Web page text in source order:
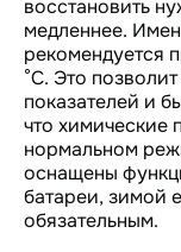
восстановить
медленнее.
рекомендуется
°C. Это
показателей и
что химические
нормальном
оснащены
батареи, зимой
обязательным.